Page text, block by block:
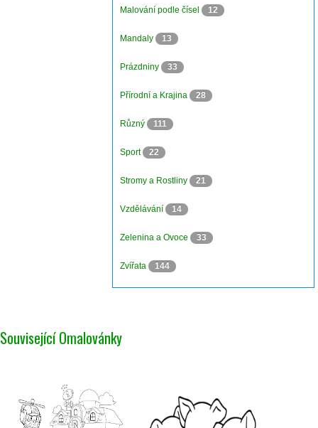
Malování podle čísel 12
Mandaly 13
Prázdniny 33
Přírodní a Krajina 28
Různý 111
Sport 22
Stromy a Rostliny 21
Vzdělávání 14
Zelenina a Ovoce 33
Zvířata 144
Související Omalovánky